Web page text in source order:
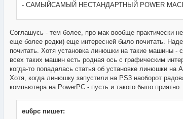
- САМЫЙСАМЫЙ НЕСТАНДАРТНЫЙ POWER
Соглашусь - тем более, про мак вообще практически
еще более редки) еще интересней было почитать.
почитать. Хотя установка линюшки на такие машины -
всех таких машин есть родная ось с графическим
когда-то попадалась статья об установке линюшки
Хотя, когда линюшку запустили на PS3 наоборот
компьютера на PowerPC - пусть и такого было приятно.
eu6pc пишет: